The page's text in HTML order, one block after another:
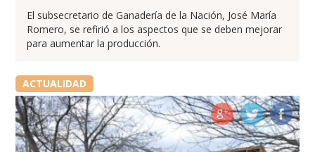
El subsecretario de Ganadería de la Nación, José María
Romero, se refirió a los aspectos que se deben mejorar
para aumentar la producción.
ACTUALIDAD